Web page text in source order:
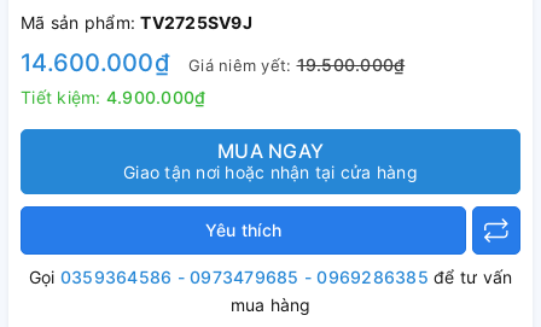
Mã sản phẩm:TV2725SV9J
14.600.000₫ Giá niêm yết:19.500.000₫
Tiết kiệm: 4.900.000₫
MUA NGAY
Giao tận nơi hoặc nhận tại cửa hàng
Yêu thích
Gọi 0359364586 - 0973479685 - 0969286385 để tư vấn
mua hàng